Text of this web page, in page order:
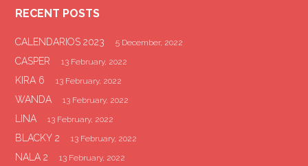
RECENT POSTS
CALENDARIOS 2023 5 December, 2022
CASPER 13 February, 2022
KIRA 6 13 February, 2022
WANDA 13 February, 2022
LINA 13 February, 2022
BLACKY 2 13 February, 2022
NALA 2 13 February, 2022